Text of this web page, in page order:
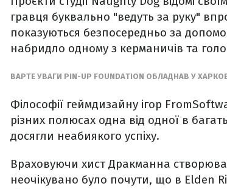
гравця буквально "ведуть за руку"
показуються безпосередньо за
набридло одному з керманичів та
ВАРТЕ УВАГИ PIN-UP FOUNDATION ОБЛАДНАВ У
Філософії геймдизайну ігор
різних полюсах одна від одної в
досягли неабиякого успіху.
Враховуючи хист Дракманна
неочікувано було почути, що в Elden